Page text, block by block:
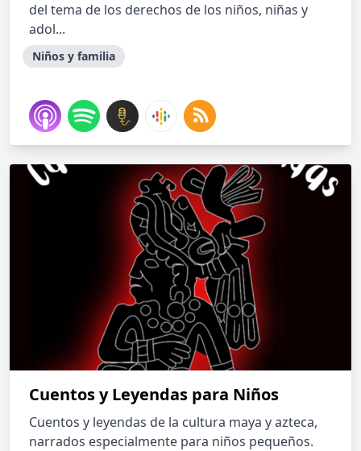
del tema de los derechos de los niños, niñas y
adol...
Niños y familia
Cuentos y Leyendas para Niños
Cuentos y leyendas de la cultura maya y azteca,
narrados especialmente para niños pequeños.